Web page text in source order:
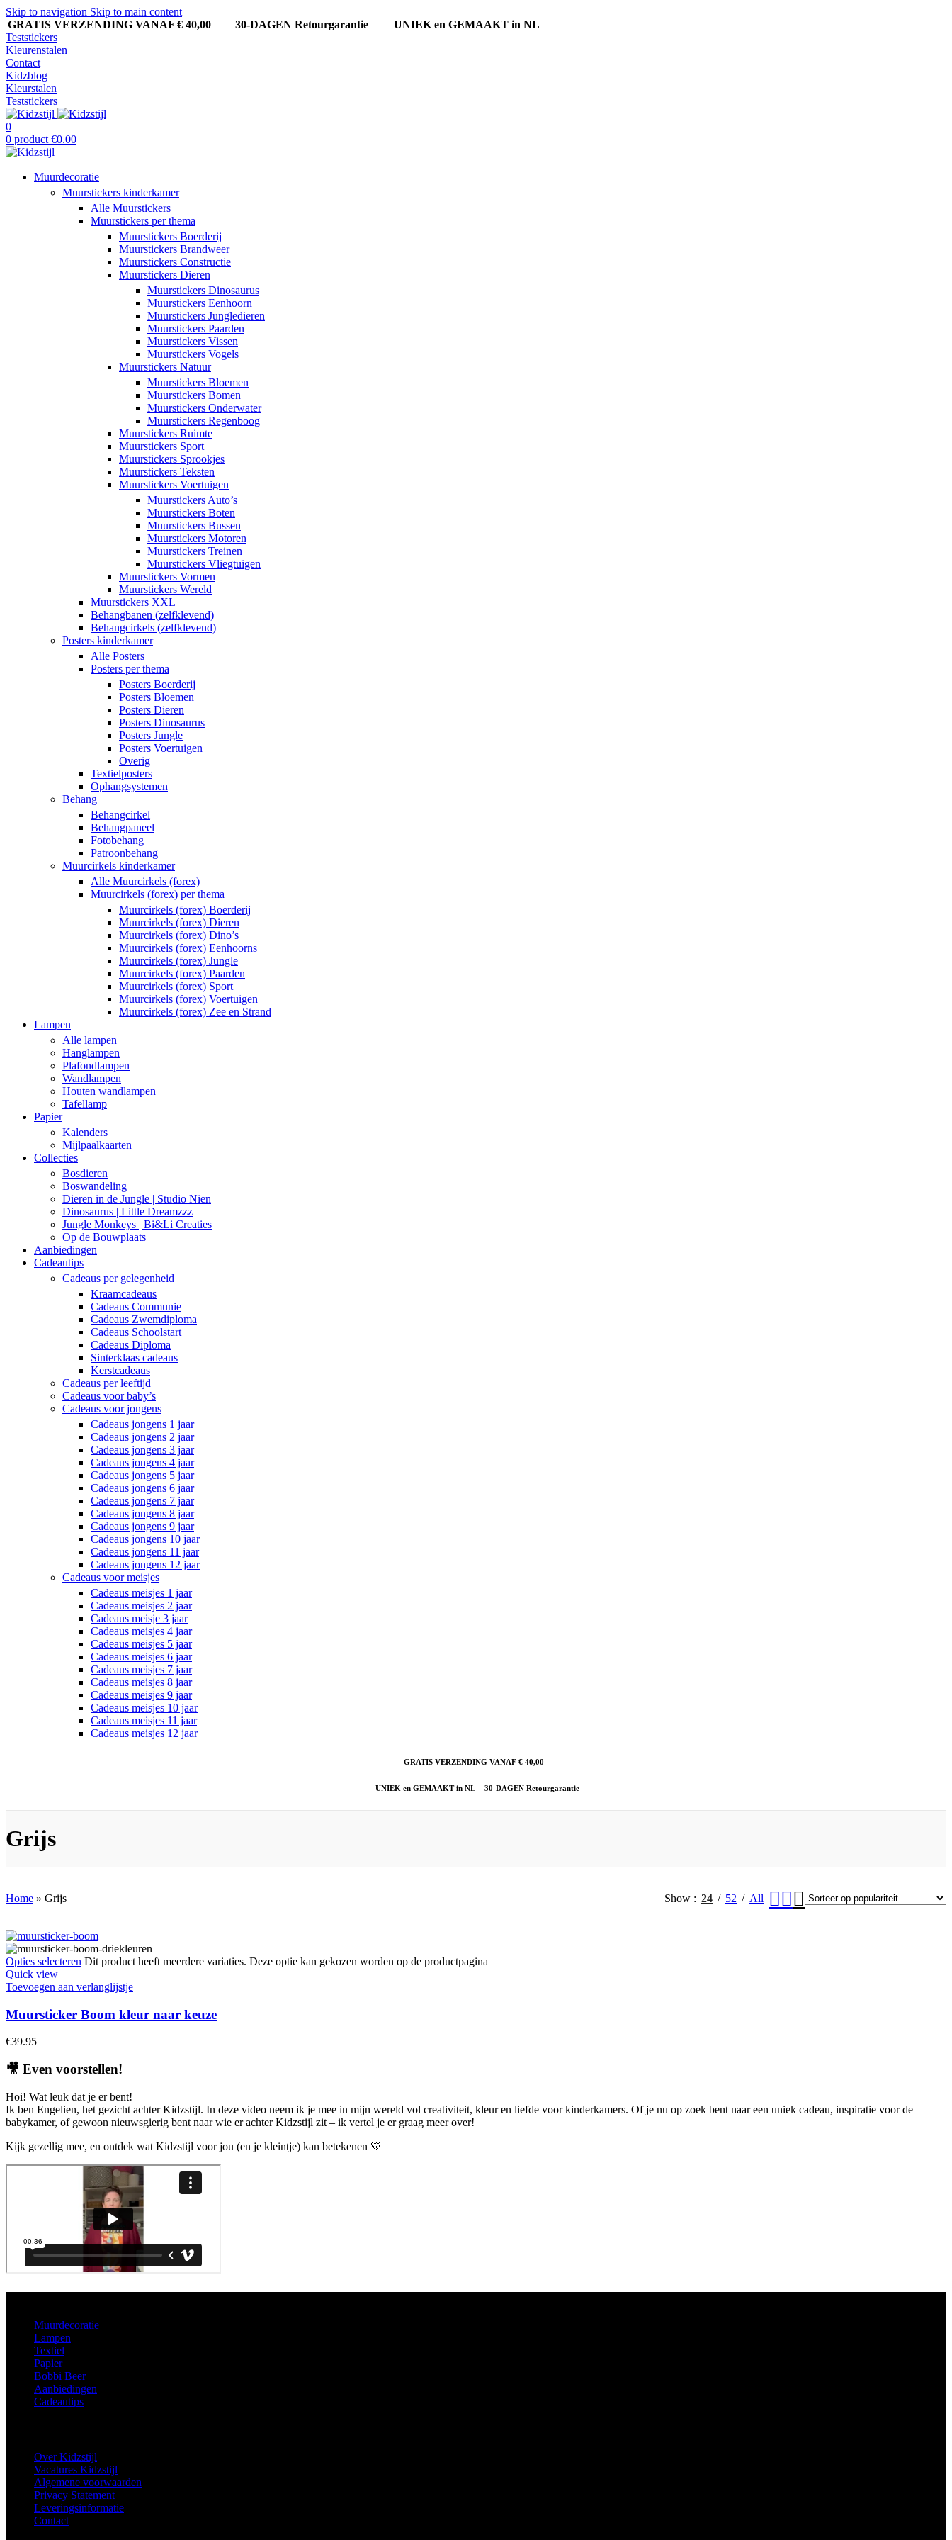
Skip to navigation Skip to main content
GRATIS VERZENDING VANAF € 40,00
30-DAGEN Retourgarantie UNIEK en GEMAAKT in NL
Teststickers
Kleurenstalen
Contact
Kidzblog
Kleurstalen
Teststickers
0
0 product €0.00
Muurdecoratie
Muurstickers kinderkamer
Alle Muurstickers
Muurstickers per thema
Muurstickers Boerderij
Muurstickers Brandweer
Muurstickers Constructie
Muurstickers Dieren
Muurstickers Dinosaurus
Muurstickers Eenhoorn
Muurstickers Jungledieren
Muurstickers Paarden
Muurstickers Vissen
Muurstickers Vogels
Muurstickers Natuur
Muurstickers Bloemen
Muurstickers Bomen
Muurstickers Onderwater
Muurstickers Regenboog
Muurstickers Ruimte
Muurstickers Sport
Muurstickers Sprookjes
Muurstickers Teksten
Muurstickers Voertuigen
Muurstickers Auto’s
Muurstickers Boten
Muurstickers Bussen
Muurstickers Motoren
Muurstickers Treinen
Muurstickers Vliegtuigen
Muurstickers Vormen
Muurstickers Wereld
Muurstickers XXL
Behangbanen (zelfklevend)
Behangcirkels (zelfklevend)
Posters kinderkamer
Alle Posters
Posters per thema
Posters Boerderij
Posters Bloemen
Posters Dieren
Posters Dinosaurus
Posters Jungle
Posters Voertuigen
Overig
Textielposters
Ophangsystemen
Behang
Behangcirkel
Behangpaneel
Fotobehang
Patroonbehang
Muurcirkels kinderkamer
Alle Muurcirkels (forex)
Muurcirkels (forex) per thema
Muurcirkels (forex) Boerderij
Muurcirkels (forex) Dieren
Muurcirkels (forex) Dino’s
Muurcirkels (forex) Eenhoorns
Muurcirkels (forex) Jungle
Muurcirkels (forex) Paarden
Muurcirkels (forex) Sport
Muurcirkels (forex) Voertuigen
Muurcirkels (forex) Zee en Strand
Lampen
Alle lampen
Hanglampen
Plafondlampen
Wandlampen
Houten wandlampen
Tafellamp
Papier
Kalenders
Mijlpaalkaarten
Collecties
Bosdieren
Boswandeling
Dieren in de Jungle | Studio Nien
Dinosaurus | Little Dreamzzz
Jungle Monkeys | Bi&Li Creaties
Op de Bouwplaats
Aanbiedingen
Cadeautips
Cadeaus per gelegenheid
Kraamcadeaus
Cadeaus Communie
Cadeaus Zwemdiploma
Cadeaus Schoolstart
Cadeaus Diploma
Sinterklaas cadeaus
Kerstcadeaus
Cadeaus per leeftijd
Cadeaus voor baby’s
Cadeaus voor jongens
Cadeaus jongens 1 jaar
Cadeaus jongens 2 jaar
Cadeaus jongens 3 jaar
Cadeaus jongens 4 jaar
Cadeaus jongens 5 jaar
Cadeaus jongens 6 jaar
Cadeaus jongens 7 jaar
Cadeaus jongens 8 jaar
Cadeaus jongens 9 jaar
Cadeaus jongens 10 jaar
Cadeaus jongens 11 jaar
Cadeaus jongens 12 jaar
Cadeaus voor meisjes
Cadeaus meisjes 1 jaar
Cadeaus meisjes 2 jaar
Cadeaus meisje 3 jaar
Cadeaus meisjes 4 jaar
Cadeaus meisjes 5 jaar
Cadeaus meisjes 6 jaar
Cadeaus meisjes 7 jaar
Cadeaus meisjes 8 jaar
Cadeaus meisjes 9 jaar
Cadeaus meisjes 10 jaar
Cadeaus meisjes 11 jaar
Cadeaus meisjes 12 jaar
GRATIS VERZENDING VANAF € 40,00
UNIEK en GEMAAKT in NL 30-DAGEN Retourgarantie
Grijs
Home » Grijs Show 24 52 All
Opties selecteren Dit product heeft meerdere variaties. Deze optie kan gekozen worden op de productpagina
Quick view
Toevoegen aan verlanglijstje
Muursticker Boom kleur naar keuze
€39.95
🎥 Even voorstellen!
Hoi! Wat leuk dat je er bent!
Ik ben Engelien, het gezicht achter Kidzstijl. In deze video neem ik je mee in mijn wereld vol creativiteit, kleur en liefde voor kinderkamers. Of je nu op zoek bent naar een uniek cadeau, inspiratie voor de
babykamer, of gewoon nieuwsgierig bent naar wie er achter Kidzstijl zit – ik vertel je er graag meer over!
Kijk gezellig mee, en ontdek wat Kidzstijl voor jou (en je kleintje) kan betekenen 💛
Muurdecoratie
Lampen
Textiel
Papier
Bobbi Beer
Aanbiedingen
Cadeautips
Over Kidzstijl
Vacatures Kidzstijl
Algemene voorwaarden
Privacy Statement
Leveringsinformatie
Contact